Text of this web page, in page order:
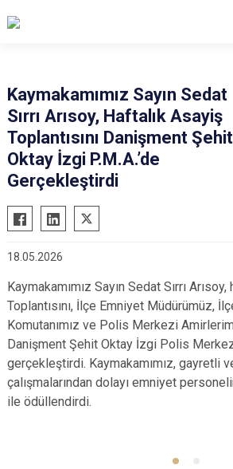
Akkışla
Bünyan
Develi
Hacılar
İncesu
Melikgazi
Özvatan
Pınarbaşı
Yeşilhisar
Kaymakamımız Sayın Sedat
Sırrı Arısoy, Haftalık Asayiş
Toplantısını Danişment Şehit
Oktay İzgi P.M.A.’de
Gerçekleştirdi
18.05.2026
Kaymakamımız Sayın Sedat Sırrı
Toplantısını, İlçe Emniyet Müdürümüz,
Komutanımız ve Polis Merkezi
Danişment Şehit Oktay İzgi Polis
gerçekleştirdi. Kaymakamımız, gayretli
çalışmalarından dolayı emniyet
ile ödüllendirdi.